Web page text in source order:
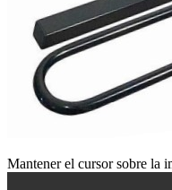
Mantener el cursor sobre la